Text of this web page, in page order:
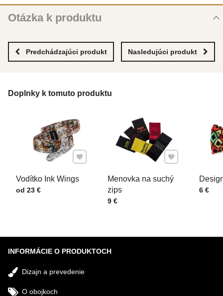
Otázka k produktu
MENO
VAŠA OTÁZKA K PRODUKTU
Predchádzajúci produkt Nasledujúci produkt
Doplnky k tomuto produktu
Vodítko Ink Wings
Cena s DPH
od 23 €
Pridať k Obľúbeným
Menovka na suchý
zips
Cena s DPH
9 €
Pridať k
Cena s
6 €
INFORMÁCIE O PRODUKTOCH
Dizajn a prevedenie
O obojkoch